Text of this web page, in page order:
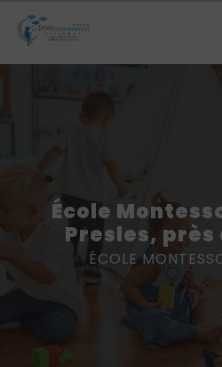
école Montessori bilingue
Presles, près
ÉCOLE
Panneau de gestion des cookies